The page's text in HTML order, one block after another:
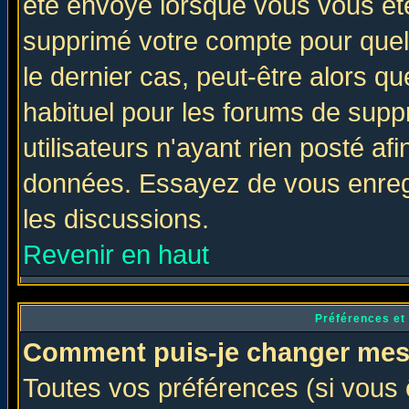
supprimé votre compte pour
le dernier cas, peut-être alors
habituel pour les forums de
utilisateurs n'ayant rien posté
données. Essayez de vous
les discussions.
Revenir en haut
Préférences
Comment puis-je changer
Toutes vos préférences (si